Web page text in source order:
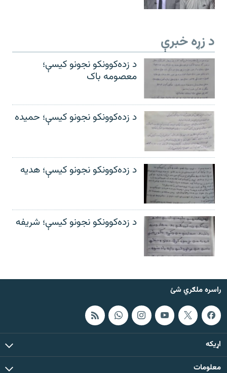
د زړه خبرې
د زده‌کوونکو نجونو کیسې؛
معصومه باک
د زده‌کوونکو نجونو کیسې؛ حمیده
د زده‌کوونکو نجونو کیسې؛ هدیه
د زده‌کوونکو نجونو کیسې؛ شریفه
راسره ملګري شئ
اړيکه
معلومات